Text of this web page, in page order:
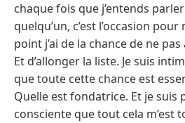
chaque fois que j’entends
quelqu’un, c’est l’occasion
point j’ai de la chance de ne
Et d’allonger la liste. Je suis
que toute cette chance est
Quelle est fondatrice. Et je suis
consciente que tout cela m’est